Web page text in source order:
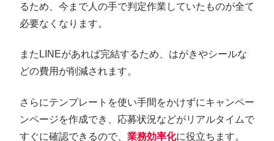
るため、今まで人の手で判定作業していたものが全て
必要なくなります。
またLINEがあれば完結するため、はがきやシールな
どの費用が削減されます。
さらにテンプレートを使い手間をかけずにキャンペー
ンページを作成でき、応募状況などがリアルタイムで
すぐに確認できるので、 業務効率化に役立ちます。